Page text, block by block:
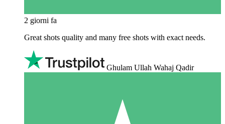
2 giorni fa
Great shots quality and many free shots with exact needs.
Ghulam Ullah Wahaj Qadir